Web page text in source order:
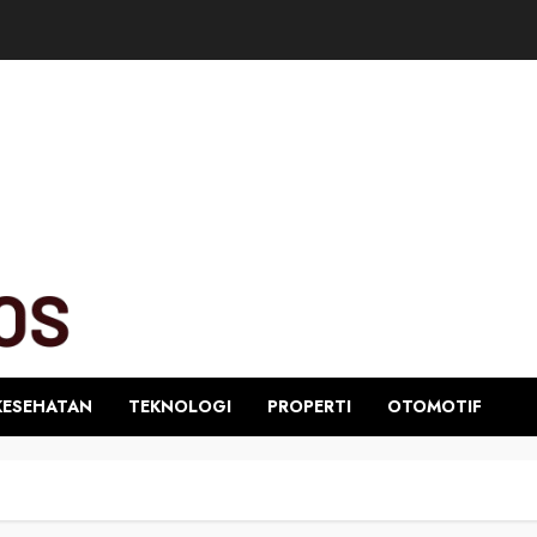
TEKNOLOGI PROPERTI OTOMOTIF